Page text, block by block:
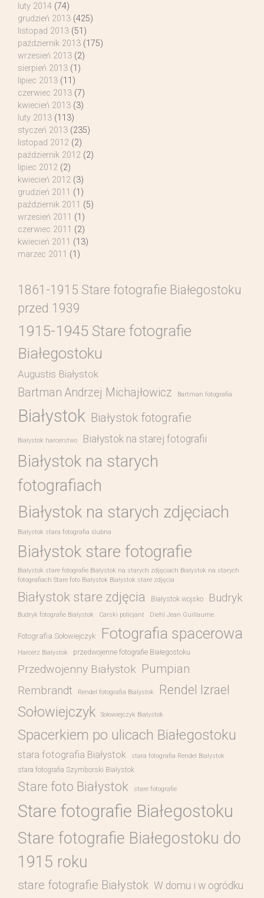
luty 2014 (74)
grudzień 2013 (425)
listopad 2013 (51)
październik 2013 (175)
wrzesień 2013 (2)
sierpień 2013 (1)
lipiec 2013 (11)
czerwiec 2013 (7)
kwiecień 2013 (3)
luty 2013 (113)
styczeń 2013 (235)
listopad 2012 (2)
październik 2012 (2)
lipiec 2012 (2)
kwiecień 2012 (3)
grudzień 2011 (1)
październik 2011 (5)
wrzesień 2011 (1)
czerwiec 2011 (2)
kwiecień 2011 (13)
marzec 2011 (1)
1861-1915 Stare fotografie Białegostoku
przed 1939
1915-1945 Stare fotografie
Białegostoku
Augustis Białystok
Bartman Andrzej Michajłowicz Bartman fotografia
Białystok Białystok fotografie
Białystok harcerstwo Białystok na starej fotografii
Białystok na starych
fotografiach
Białystok na starych zdjęciach
Białystok stara fotografia ślubna
Białystok stare fotografie
Białystok stare fotografie Białystok na starych zdjęciach Białystok na starych
fotografiach Stare foto Białystok Białystok stare zdjęcia
Białystok stare zdjęcia Białystok wojsko Budryk
Budryk fotografie Białystok Carski policjant Diehl Jean Guillaume
Fotografia Sołowiejczyk Fotografia spacerowa
Harcerz Białystok przedwojenne fotografie Białegostoku
Przedwojenny Białystok Pumpian
Rembrandt Rendel fotografia Bialystok Rendel Izrael
Sołowiejczyk Sołowiejczyk Białystok
Spacerkiem po ulicach Białegostoku
stara fotografia Białystok stara fotografia Rendel Białystok
stara fotografia Szymborski Białystok
Stare foto Białystok stare fotografie
Stare fotografie Białegostoku
Stare fotografie Białegostoku do
1915 roku
stare fotografie Białystok W domu i w ogródku